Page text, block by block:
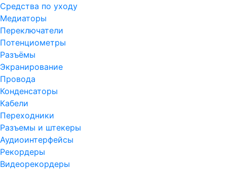
Средства по уходу
Медиаторы
Переключатели
Потенциометры
Разъёмы
Экранирование
Провода
Конденсаторы
Кабели
Переходники
Разъемы и штекеры
Аудиоинтерфейсы
Рекордеры
Видеорекордеры